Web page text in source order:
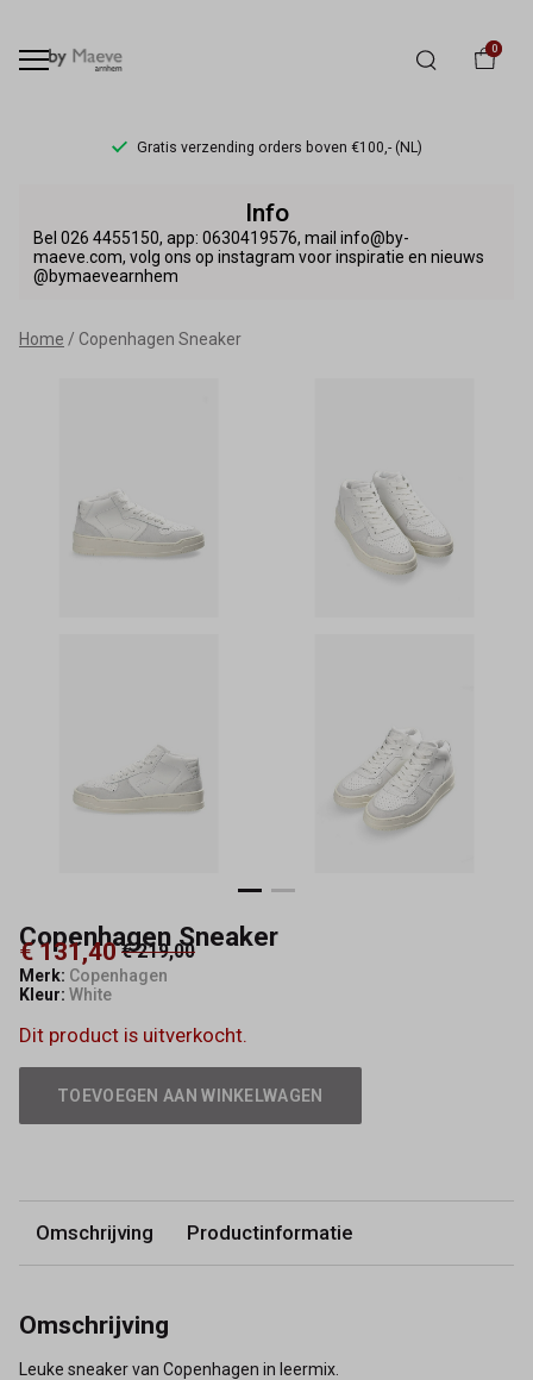
0
Gratis verzending orders boven €100,- (NL)
Copenhagen
Sneaker
By
Info
Bel 026 4455150, app: 0630419576, mail info@by-
maeve.com, volg ons op instagram voor inspiratie en nieuws
@bymaevearnhem
Home Copenhagen Sneaker
Copenhagen Sneaker
€ 131,40 € 219,00
Merk: Copenhagen
Kleur: White
Dit product is uitverkocht.
TOEVOEGEN AAN WINKELWAGEN
Omschrijving Productinformatie
Omschrijving
Leuke sneaker van Copenhagen in leermix.